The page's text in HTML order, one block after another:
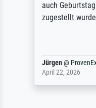
auch
zugestellt
Jürgen@
April 22, 2026